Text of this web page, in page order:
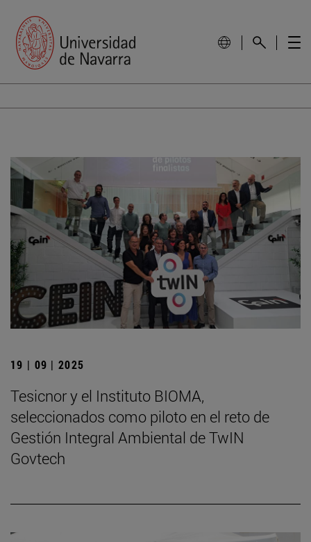
19 | 09 | 2025
Tesicnor y el Instituto BIOMA,
seleccionados como piloto en el reto de
Gestión Integral Ambiental de TwIN
Govtech